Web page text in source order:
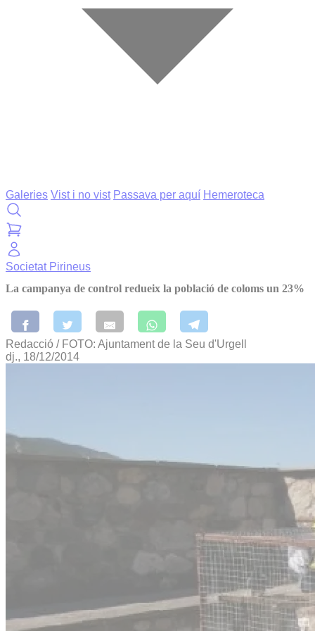
Galeries Vist i no vist Passava per aquí Hemeroteca
Societat Pirineus
La campanya de control redueix la població de coloms un 23%
Redacció / FOTO: Ajuntament de la Seu d'Urgell
dj., 18/12/2014